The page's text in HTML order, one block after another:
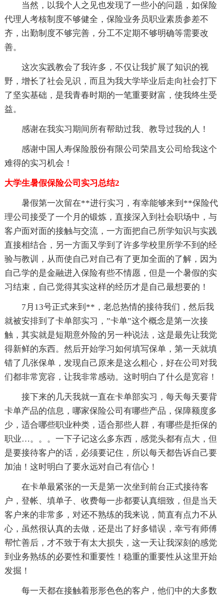
当然，以我个人之见也发现了一些小的问题，如保险
代理人考核制度不够健全，保险业务员职业素质参差不
齐，出勤制度不够完善，分工不定期不够明确等需要改
善。
这次实践教会了我许多，不仅让我扩展了知识的视
野，增长了社会见识，而且为我大学毕业后走向社会打下
了坚实基础，是我青春时期的一笔重要财富，使我终生受
益。
感谢在我实习期间所有帮助过我、教导过我的人！
感谢中国人寿保险股份有限公司荣昌支公司给我这个
难得的实习机会！
大学生暑假保险公司实习总结2
暑假第一次留在**进行实习，有幸能够来到**保险代
理公司接受了一个月的锻炼，直接深入到社会职场中，与
客户面对面的接触与交流，一方面把自己所学知识与实践
直接相结合，另一方面又学到了许多学校里所学不到的经
验与教训，从而使自己对自己有了更加全面的了解，因为
自己学的是金融进入保险有些不情愿，但是一个暑假的实
习结束，自己觉得其实这样的经历才是自己最想要的！
7月13号正式来到**，老总热情的接待我们，然后我
就被安排到了卡单部实习，”卡单”这个概念是第一次接
触，其实就是短期意外险的另一种说法，这是最先让我觉
得新鲜的东西。然后开始学习如何填写保单，第一天就填
错了几张保单，发现自己原来是这么粗心，好在公司对我
们都非常宽容，让我非常感动。这时明白了什么是宽容！
接下来的几天我就一直在卡单部实习，每天每天要背
卡单产品的信息，哪家保险公司有哪些产品，保障额度多
少，适合哪些职业种类，适合那些人群，有哪些是拒保的
职业…。。。一下子记这么多东西，感觉头都有点大，但
是要接待客户的话，必须要记住，所以每天都告诉自己要
加油！这时明白了要永远对自己有信心！
在卡单最紧张的一天是第一次坐到前台正式接待客
户，登帐、填单子、收费每一步都要认真细致，但是当天
客户来的非常多，对还不熟练的我来说，简直有点力不从
心，虽然很认真的去做，还是出了好多错误，幸亏有师傅
帮忙善后，才不致于有太大损失，这一天让我深刻的感觉
到业务熟练的必要性和重要性！稳重的重要性从这里开始
发掘！
每一天都在接触着形形色色的客户，他们中的大多数